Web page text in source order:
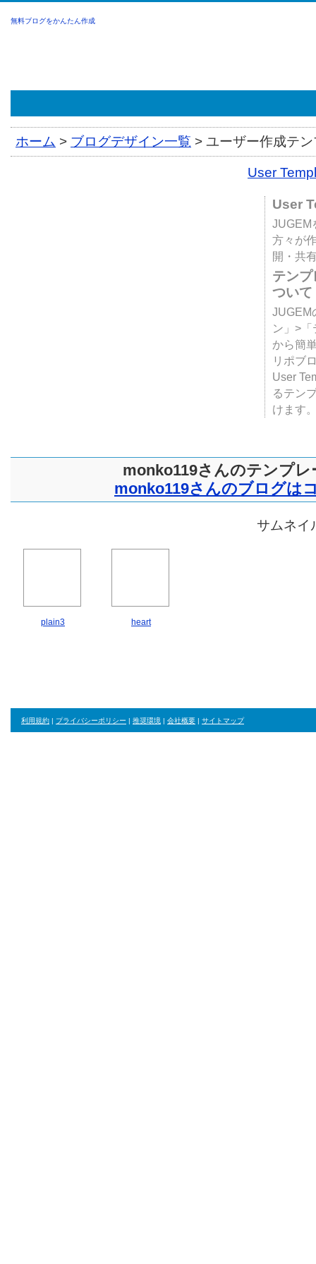
無料ブログをかんたん作成
ホーム > ブログデザイン一覧 > ユーザー作成テ
User
User
JUGEM
方々が
開・共
テン
ついて
JUGEM
ン」>
から簡
リポブ
User
るテン
けます
monko119さんのテンプレ
monko119さんのブログは
サムネイ
plain3 heart
利用規約 | プライバシーポリシー | 推奨環境 | 会社概要 | サイトマップ